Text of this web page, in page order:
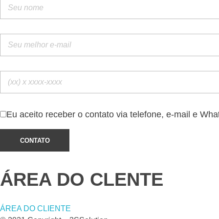
Eu aceito receber o contato via telefone, e-mail e
ÁREA DO CLENTE
ÁREA DO CLIENTE